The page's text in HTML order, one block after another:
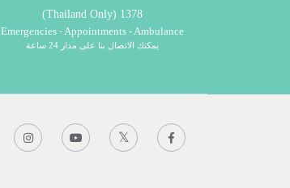
1378 (Thailand Only)
Emergencies - Appointments - Ambulance
يمكنك الاتصال بنا على مدار 24 ساعة